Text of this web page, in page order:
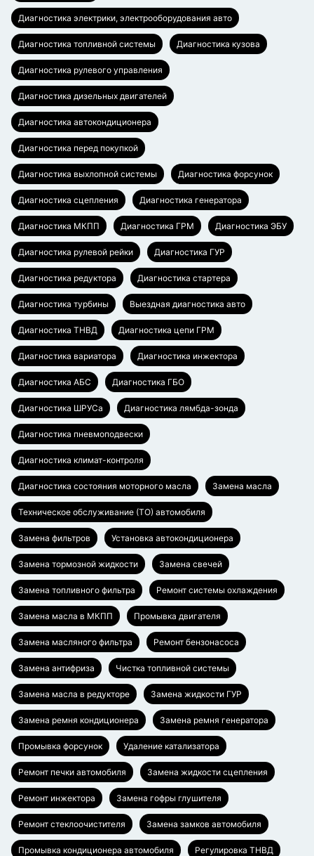
Диагностика электрики, электрооборудования авто
Диагностика топливной системы Диагностика кузова
Диагностика рулевого управления
Диагностика дизельных двигателей
Диагностика автокондиционера
Диагностика перед покупкой
Диагностика выхлопной системы Диагностика форсунок
Диагностика сцепления Диагностика генератора
Диагностика МКПП Диагностика ГРМ Диагностика ЭБУ
Диагностика рулевой рейки Диагностика ГУР
Диагностика редуктора Диагностика стартера
Диагностика турбины Выездная диагностика авто
Диагностика ТНВД Диагностика цепи ГРМ
Диагностика вариатора Диагностика инжектора
Диагностика АБС Диагностика ГБО
Диагностика ШРУСа Диагностика лямбда-зонда
Диагностика пневмоподвески
Диагностика климат-контроля
Диагностика состояния моторного масла Замена масла
Техническое обслуживание (ТО) автомобиля
Замена фильтров Установка автокондиционера
Замена тормозной жидкости Замена свечей
Замена топливного фильтра Ремонт системы охлаждения
Замена масла в МКПП Промывка двигателя
Замена масляного фильтра Ремонт бензонасоса
Замена антифриза Чистка топливной системы
Замена масла в редукторе Замена жидкости ГУР
Замена ремня кондиционера Замена ремня генератора
Промывка форсунок Удаление катализатора
Ремонт печки автомобиля Замена жидкости сцепления
Ремонт инжектора Замена гофры глушителя
Ремонт стеклоочистителя Замена замков автомобиля
Промывка кондиционера автомобиля Регулировка ТНВД